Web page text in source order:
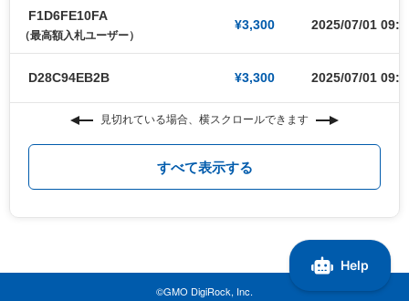
F1D6FE10FA
（最高額入札ユーザー）
¥3,300 2025/07/01
D28C94EB2B ¥3,300 2025/07/01
見切れている場合、横スクロールできます
すべて表示する
©GMO DigiRock, Inc.